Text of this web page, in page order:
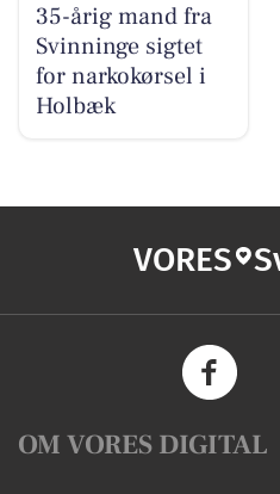
35-årig mand fra
Svinninge sigtet
for narkokørsel i
Holbæk
VORES
OM VORES DIGITAL